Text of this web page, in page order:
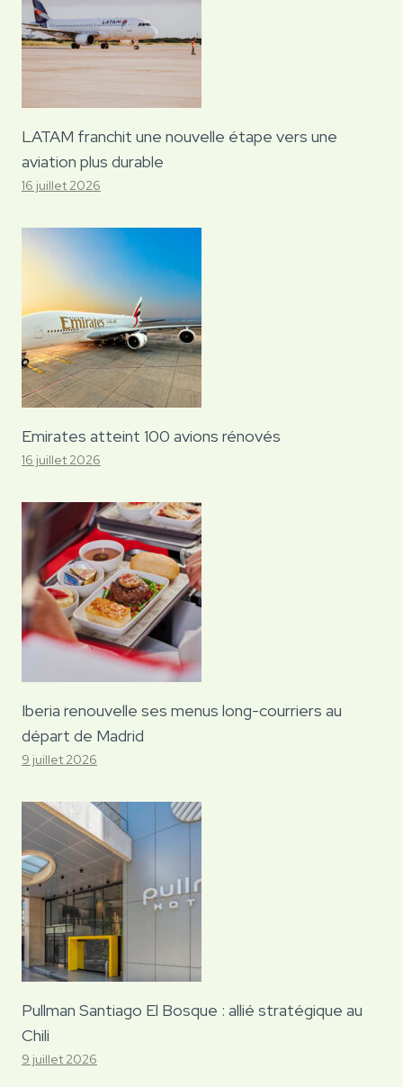
LATAM franchit une nouvelle étape vers une
aviation plus durable
16 juillet 2026
Emirates atteint 100 avions rénovés
16 juillet 2026
Iberia renouvelle ses menus long-courriers au
départ de Madrid
9 juillet 2026
Pullman Santiago El Bosque : allié stratégique au
Chili
9 juillet 2026